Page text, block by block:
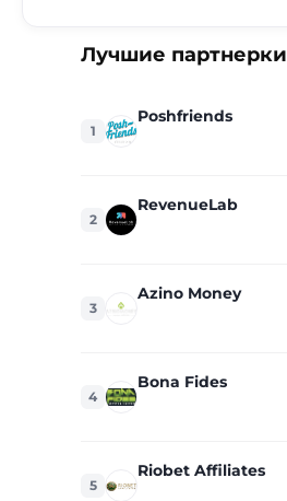
Лучшие партнерки
1
Poshfriends
2
RevenueLab
3
Azino Money
4
Bona Fides
5
Riobet Affiliates